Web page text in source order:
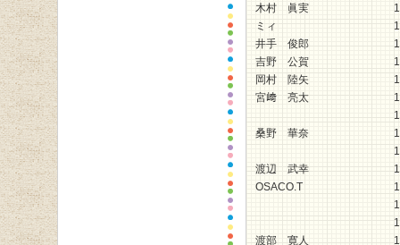
木村 眞実
ミィ
井手 俊郎
吉野 公賀
岡村 陸矢
宮﨑 亮太
桑野 華奈
渡辺 武幸
OSACO.T
渡部 寛人